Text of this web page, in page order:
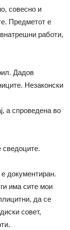
совесно и
Предметот е
работи,
Дадов
Незаконски
а спроведена во
сведоците.
документиран.
има сите мои
да се
совет,